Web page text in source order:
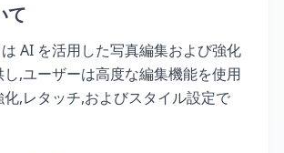
て
AI を活用した写真編集および強化
,ユーザーは高度な編集機能を使用
化,レタッチ,およびスタイル設定で